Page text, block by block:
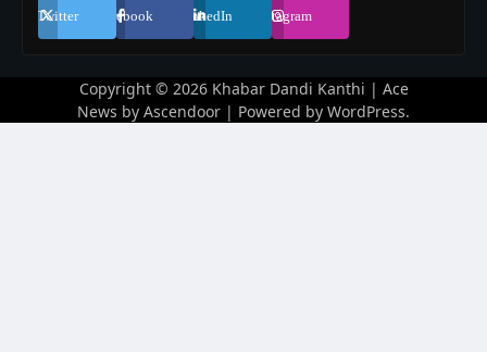
Twitter Facebook LinkedIn Instagram
Copyright © 2026 Khabar Dandi Kanthi | Ace
News by Ascendoor | Powered by WordPress.